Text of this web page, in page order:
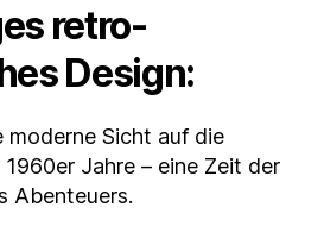
retro-
Design:
moderne Sicht auf die
Jahre – eine Zeit der
Abenteuers.